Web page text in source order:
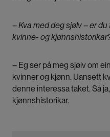
– Kva med deg sjølv – er
kvinne- og
– Eg ser på meg sjølv om
kvinner og kjønn. Uansett
denne interessa taket. Så
kjønnshistorikar.